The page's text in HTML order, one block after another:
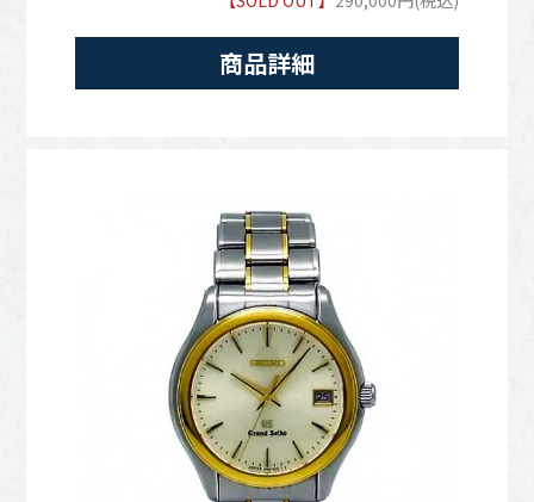
商品詳細